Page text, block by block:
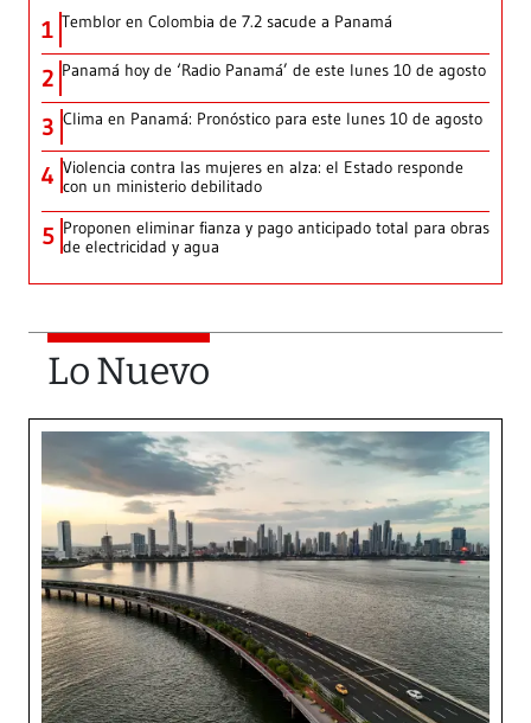
1 Temblor en Colombia de 7.2 sacude a Panamá
2 Panamá hoy de ‘Radio Panamá’ de este lunes 10 de agosto
3 Clima en Panamá: Pronóstico para este lunes 10 de agosto
4 Violencia contra las mujeres en alza: el Estado responde
con un ministerio debilitado
5 Proponen eliminar fianza y pago anticipado total para obras
de electricidad y agua
Lo Nuevo